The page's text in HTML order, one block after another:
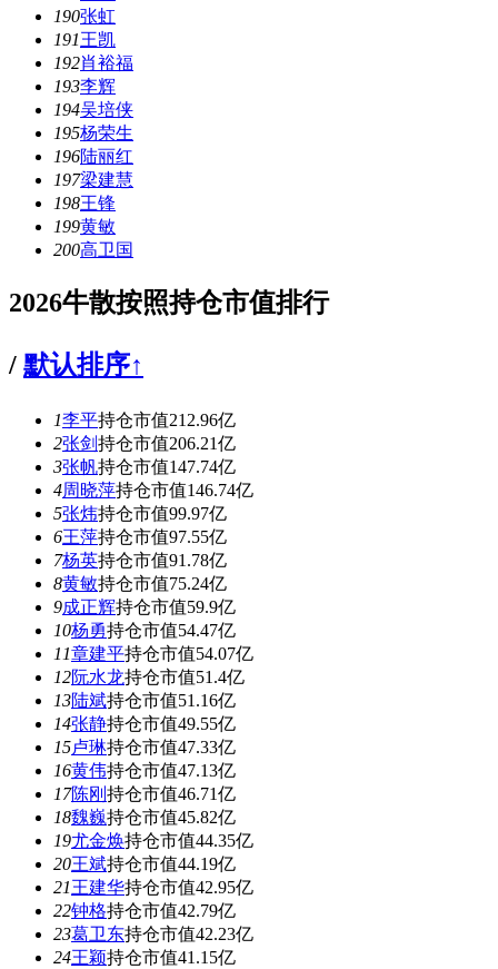
190张虹
191王凯
192肖裕福
193李辉
194吴培侠
195杨荣生
196陆丽红
197梁建慧
198王锋
199黄敏
200高卫国
2026牛散按照持仓市值排行
/ 默认排序↑
1李平持仓市值212.96亿
2张剑持仓市值206.21亿
3张帆持仓市值147.74亿
4周晓萍持仓市值146.74亿
5张炜持仓市值99.97亿
6王萍持仓市值97.55亿
7杨英持仓市值91.78亿
8黄敏持仓市值75.24亿
9成正辉持仓市值59.9亿
10杨勇持仓市值54.47亿
11章建平持仓市值54.07亿
12阮水龙持仓市值51.4亿
13陆斌持仓市值51.16亿
14张静持仓市值49.55亿
15卢琳持仓市值47.33亿
16黄伟持仓市值47.13亿
17陈刚 持仓市值46.71亿
18魏巍持仓市值45.82亿
19尤金焕持仓市值44.35亿
20王斌持仓市值44.19亿
21王建华持仓市值42.95亿
22钟格持仓市值42.79亿
23葛卫东持仓市值42.23亿
24王颖持仓市值41.15亿